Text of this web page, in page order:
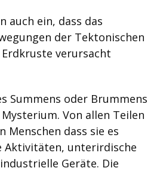
auch ein, dass das
der Tektonischen
verursacht
Summens oder Brummens
Von allen Teilen
Menschen dass sie es
Aktivitäten, unterirdische
Geräte. Die